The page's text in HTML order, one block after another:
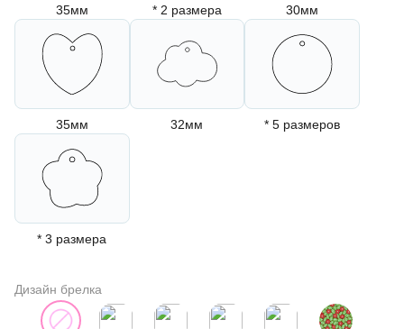
35мм * 2 размера 30мм
35мм 32мм * 5 размеров
* 3 размера
Дизайн брелка